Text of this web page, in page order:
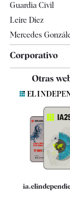
Guardia Civil
Leire Díez
Mercedes
Corporativo
Contacto
Quiénes somos
Especificaciones
Otras